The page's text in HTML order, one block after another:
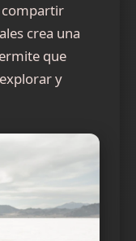
compartir
crea una
que
y